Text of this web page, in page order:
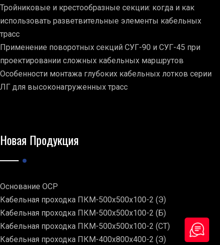
Тройниковые и крестообразные секции: когда и как
использовать разветвительные элементы кабельных
трасс
Применение поворотных секций СУГ-90 и СУГ-45 при
проектировании сложных кабельных маршрутов
Особенности монтажа глубоких кабельных лотков серии
ЛГ для высоконагруженных трасс
Новая Продукция
Основание ОСР
Кабельная проходка ПКМ-500х500х100-2 (Э)
Кабельная проходка ПКМ-500х500х100-2 (Б)
Кабельная проходка ПКМ-500х500х100-2 (СТ)
Кабельная проходка ПКМ-400х800х400-2 (Э)